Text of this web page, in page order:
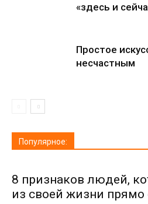
«здесь и
Простое
несчастным
Популярное:
8 признаков людей,
из своей жизни прямо